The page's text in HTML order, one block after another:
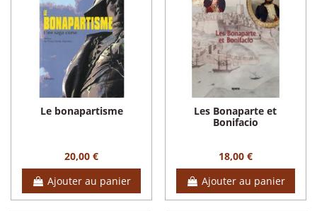
Le bonapartisme
20,00 €
Ajouter au panier
Les Bonaparte et
Bonifacio
18,00 €
Ajouter au panier